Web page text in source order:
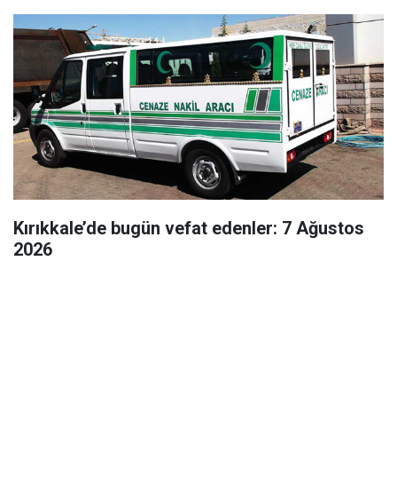
Kırıkkale’de bugün vefat edenler: 7 Ağustos
2026